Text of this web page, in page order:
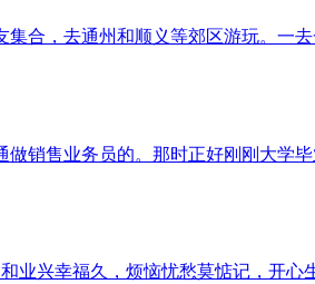
合，去通州和顺义等郊区游玩。一
销售业务员的。那时正好刚刚大学
业兴幸福久，烦恼忧愁莫惦记，开